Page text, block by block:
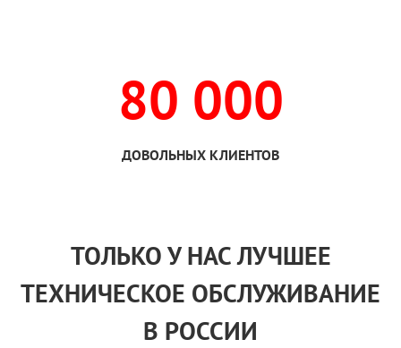
80 000
ДОВОЛЬНЫХ КЛИЕНТОВ
ТОЛЬКОУ НАСЛУЧШЕЕ
ТЕХНИЧЕСКОЕ ОБСЛУЖИВАНИЕ
В РОССИИ